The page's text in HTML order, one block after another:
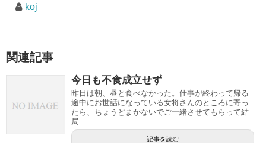
koj
関連記事
今日も不食成立せず
昨日は朝、昼と食べなかった。仕事が終わって帰る
途中にお世話になっている女将さんのところに寄っ
たら、ちょうどまかないでご一緒させてもらって結
局...
記事を読む